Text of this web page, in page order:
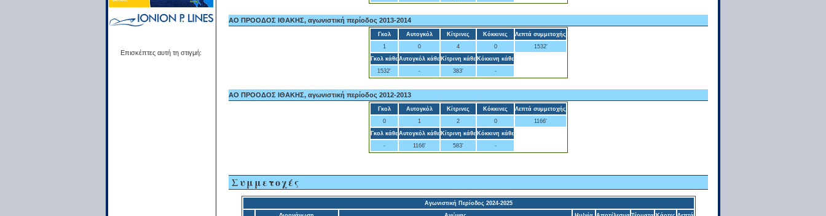
Επισκέπτες αυτή τη στιγμή:
ΑΟ ΠΡΟΟΔΟΣ ΙΘΑΚΗΣ, αγωνιστική περίοδος 2013-2014
Γκολ Αυτογκόλ Κίτρινες Κόκκινες
Λεπτά συμμετοχής
1
0 4 0
1532'
Γκολ κάθε Αυτογκόλ κάθε Κίτρινη κάθε Κόκκινη κάθε
1532'
- 383' -
ΑΟ ΠΡΟΟΔΟΣ ΙΘΑΚΗΣ, αγωνιστική περίοδος 2012-2013
Γκολ Αυτογκόλ Κίτρινες Κόκκινες
Λεπτά συμμετοχής
0
1 2 0
1166'
Γκολ κάθε Αυτογκόλ κάθε Κίτρινη κάθε Κόκκινη κάθε
-
1166' 583' -
Συμμετοχές
Αγωνιστική Περίοδος 2024-2025